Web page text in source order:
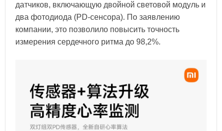
датчиков, включающую двойной световой модуль и
два фотодиода (PD-сенсора). По заявлению
компании, это позволило повысить точность
измерения сердечного ритма до 98,2%.